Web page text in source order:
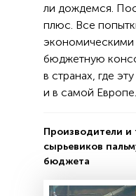
ли дождемся.
плюс. Все
бюджетную
в странах, где
и в самой Европе.
Производители и
сырьевиков
бюджета